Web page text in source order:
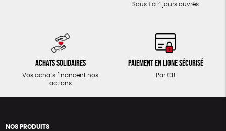
Sous 1 à 4 jours ouvrés
Achats solidaires
Vos achats financent nos
actions
Paiement en ligne sécurisé
Par CB
NOS PRODUITS